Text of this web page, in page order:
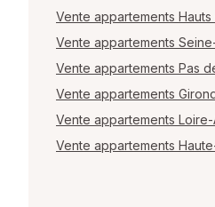
Vente appartements
Vente appartements
Vente appartements Pas
Vente appartements
Vente appartements
Vente appartements